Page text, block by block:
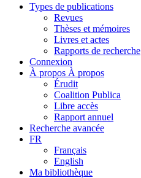
Types de publications
Revues
Thèses et mémoires
Livres et actes
Rapports de recherche
Connexion
À propos À propos
Érudit
Coalition Publica
Libre accès
Rapport annuel
Recherche avancée
FR
Français
English
Ma bibliothèque